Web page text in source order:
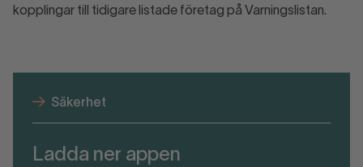
kopplingar till tidigare listade företag på Varningslistan.
Säkerhet
Ladda ner appen